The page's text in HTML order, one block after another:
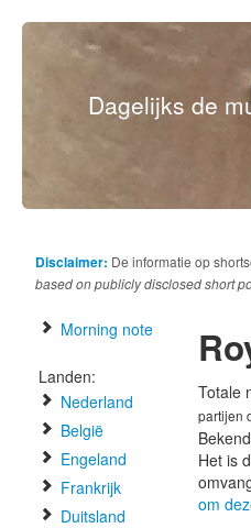
Dagelijks de
Disclaimer: De informatie op
based on publicly disclosed short
Morning note
Landen:
Nederland
België
Engeland
Frankrijk
Duitsland
Totale
partijen
Het is
om